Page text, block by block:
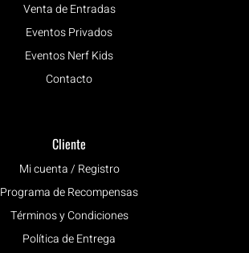
Venta de Entradas
Eventos Privados
Eventos Nerf Kids
Contacto
Cliente
Mi cuenta / Registro
Programa de Recompensas
Términos y Condiciones
Política de Entrega